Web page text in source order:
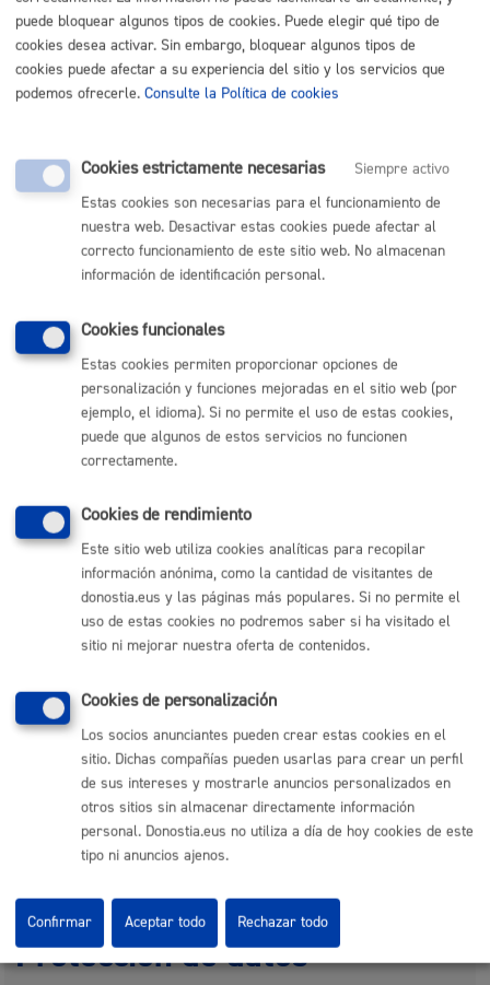
Cantidad a abonar
Pasos del procedimiento
1.- Registro de la solicitud
2.- Comprobación de datos, y aceptación o rechazo de la
solicitud, remitiendo comunicación a la persona
interesada
3.- En caso de aceptación, al recoger el material, la
persona interesada deberá aportar el mail recibido
4.- En el momento de la entrega, la Escuela Musica y
Danzaverificará el buen estado del material prestado y,
en su caso, exigirá la subsanación de los desperfectos.
Responsable de la tramitación
Entidad:Escuela de Música y Danza
Normativa
Reglamento de Organización y Funcionamiento de la
Escuela Municipal de Música y Dantza
Trámites relacionados
Protección de datos
puede bloquear algunos tipos de cookies. Puede elegir qué tipo de
cookies desea activar. Sin embargo, bloquear algunos tipos de
cookies puede afectar a su experiencia del sitio y los servicios que
podemos ofrecerle. Consulte la Política de cookies
Cookies estrictamente necesarias
Siempre activo
Estas cookies son necesarias para el funcionamiento de
nuestra web. Desactivar estas cookies puede afectar al
correcto funcionamiento de este sitio web. No almacenan
información de identificación personal.
Cookies funcionales
Estas cookies permiten proporcionar opciones de
personalización y funciones mejoradas en el sitio web (por
ejemplo, el idioma). Si no permite el uso de estas cookies,
puede que algunos de estos servicios no funcionen
correctamente.
Cookies de rendimiento
Este sitio web utiliza cookies analíticas para recopilar
información anónima, como la cantidad de visitantes de
donostia.eus y las páginas más populares. Si no permite el
uso de estas cookies no podremos saber si ha visitado el
sitio ni mejorar nuestra oferta de contenidos.
Cookies de personalización
Los socios anunciantes pueden crear estas cookies en el
sitio. Dichas compañías pueden usarlas para crear un perfil
de sus intereses y mostrarle anuncios personalizados en
otros sitios sin almacenar directamente información
personal. Donostia.eus no utiliza a día de hoy cookies de este
tipo ni anuncios ajenos.
Rechazar todo
Confirmar Aceptar todo